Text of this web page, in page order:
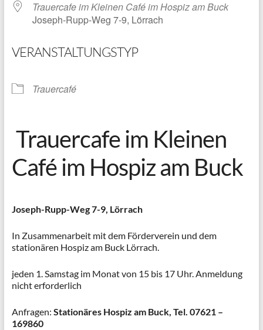
Trauercafe im Kleinen Café im Hospiz am Buck
Joseph-Rupp-Weg 7-9, Lörrach
VERANSTALTUNGSTYP
Trauercafé
Trauercafe im Kleinen
Café im Hospiz am Buck
Joseph-Rupp-Weg 7-9, Lörrach
In Zusammenarbeit mit dem Förderverein und dem
stationären Hospiz am Buck Lörrach.
jeden 1. Samstag im Monat von 15 bis 17 Uhr. Anmeldung
nicht erforderlich
Anfragen: Stationäres Hospiz am Buck, Tel. 07621 –
169860